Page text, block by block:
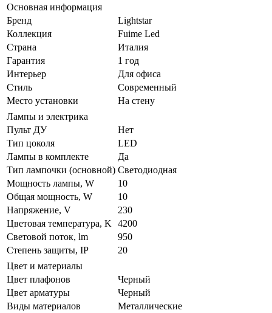
Основная информация
Бренд
Lightstar
Коллекция
Fuime Led
Страна
Италия
Гарантия
1 год
Интерьер
Для офиса
Стиль
Современный
Место установки
На стену
Лампы и электрика
Пульт ДУ
Нет
Тип цоколя
LED
Лампы в комплекте
Да
Тип лампочки (основной) Светодиодная
Мощность лампы, W
10
Общая мощность, W
10
Напряжение, V
230
Цветовая температура, K
4200
Световой поток, lm
950
Степень защиты, IP
20
Цвет и материалы
Цвет плафонов
Черный
Цвет арматуры
Черный
Виды материалов
Металлические